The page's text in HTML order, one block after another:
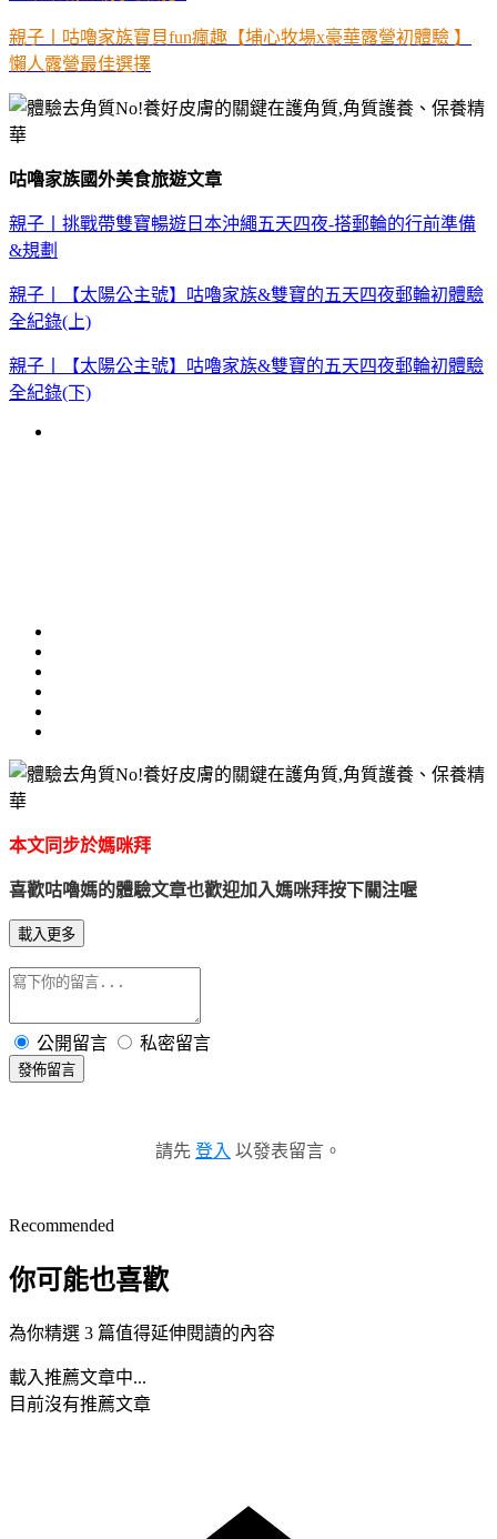
親子丨咕嚕家族寶貝fun瘋趣【埔心牧場x豪華露營初體驗 】
懶人露營最佳選擇
咕嚕家族國外美食旅遊文章
親子丨挑戰帶雙寶暢遊日本沖繩五天四夜-搭郵輪的行前準備
&規劃
親子丨【太陽公主號】咕嚕家族&雙寶的五天四夜郵輪初體驗
全紀錄(上)
親子丨【太陽公主號】咕嚕家族&雙寶的五天四夜郵輪初體驗
全紀錄(下)
本文同步於媽咪拜
喜歡咕嚕媽的體驗文章也歡迎加入媽咪拜按下關注喔
載入更多
公開留言 私密留言
發佈留言
請先 登入 以發表留言。
Recommended
你可能也喜歡
為你精選 3 篇值得延伸閱讀的內容
載入推薦文章中...
目前沒有推薦文章